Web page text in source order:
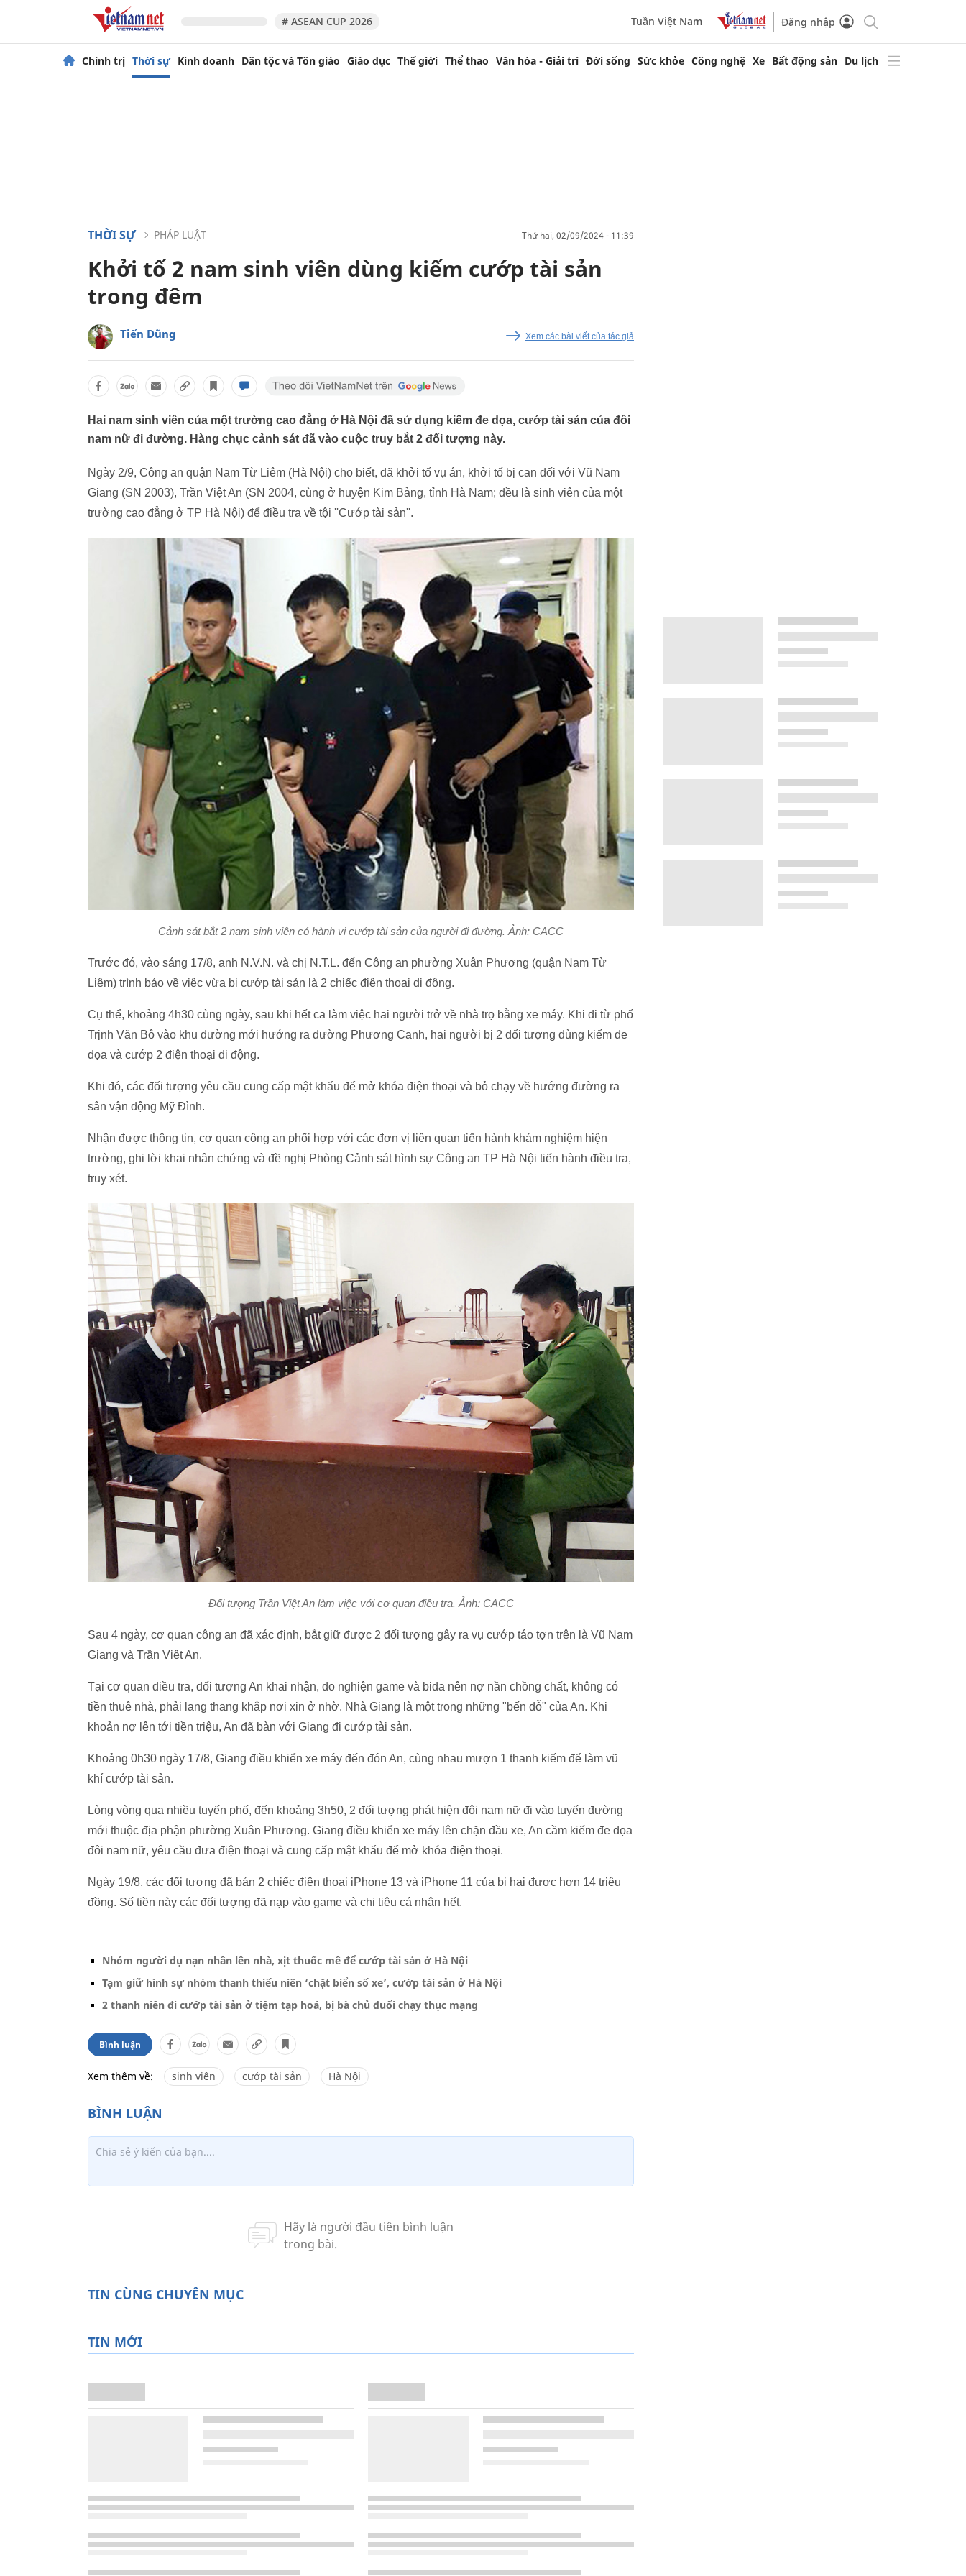
# ASEAN CUP 2026 Tuần Việt Nam Đăng nhập
Chính trị Thời sự Kinh doanh Dân tộc và Tôn giáo Giáo dục Thế giới Thể thao Văn hóa - Giải trí Đời sống Sức khỏe Công nghệ Xe Bất động sản Du lịch
THỜI SỰ PHÁP LUẬT thứ hai, 02/09/2024 - 11:39
Khởi tố 2 nam sinh viên dùng kiếm cướp tài sản
trong đêm
Tiến Dũng Xem các bài viết của tác giả
Hai nam sinh viên của một trường cao đẳng ở Hà Nội đã sử dụng kiếm đe dọa, cướp tài sản của đôi
nam nữ đi đường. Hàng chục cảnh sát đã vào cuộc truy bắt 2 đối tượng này.
Ngày 2/9, Công an quận Nam Từ Liêm (Hà Nội) cho biết, đã khởi tố vụ án, khởi tố bị can đối với Vũ Nam
Giang (SN 2003), Trần Việt An (SN 2004, cùng ở huyện Kim Bảng, tỉnh Hà Nam; đều là sinh viên của một
trường cao đẳng ở TP Hà Nội) để điều tra về tội ''Cướp tài sản''.
Cảnh sát bắt 2 nam sinh viên có hành vi cướp tài sản của người đi đường. Ảnh: CACC
Trước đó, vào sáng 17/8, anh N.V.N. và chị N.T.L. đến Công an phường Xuân Phương (quận Nam Từ
Liêm) trình báo về việc vừa bị cướp tài sản là 2 chiếc điện thoại di động.
Cụ thể, khoảng 4h30 cùng ngày, sau khi hết ca làm việc hai người trở về nhà trọ bằng xe máy. Khi đi từ phố
Trịnh Văn Bô vào khu đường mới hướng ra đường Phương Canh, hai người bị 2 đối tượng dùng kiếm đe
dọa và cướp 2 điện thoại di động.
Khi đó, các đối tượng yêu cầu cung cấp mật khẩu để mở khóa điện thoại và bỏ chạy về hướng đường ra
sân vận động Mỹ Đình.
Nhận được thông tin, cơ quan công an phối hợp với các đơn vị liên quan tiến hành khám nghiệm hiện
trường, ghi lời khai nhân chứng và đề nghị Phòng Cảnh sát hình sự Công an TP Hà Nội tiến hành điều tra,
truy xét.
Đối tượng Trần Việt An làm việc với cơ quan điều tra. Ảnh: CACC
Sau 4 ngày, cơ quan công an đã xác định, bắt giữ được 2 đối tượng gây ra vụ cướp táo tợn trên là Vũ Nam
Giang và Trần Việt An.
Tại cơ quan điều tra, đối tượng An khai nhận, do nghiện game và bida nên nợ nần chồng chất, không có
tiền thuê nhà, phải lang thang khắp nơi xin ở nhờ. Nhà Giang là một trong những "bến đỗ" của An. Khi
khoản nợ lên tới tiền triệu, An đã bàn với Giang đi cướp tài sản.
Khoảng 0h30 ngày 17/8, Giang điều khiển xe máy đến đón An, cùng nhau mượn 1 thanh kiếm để làm vũ
khí cướp tài sản.
Lòng vòng qua nhiều tuyến phố, đến khoảng 3h50, 2 đối tượng phát hiện đôi nam nữ đi vào tuyến đường
mới thuộc địa phận phường Xuân Phương. Giang điều khiển xe máy lên chặn đầu xe, An cầm kiếm đe dọa
đôi nam nữ, yêu cầu đưa điện thoại và cung cấp mật khẩu để mở khóa điện thoại.
Ngày 19/8, các đối tượng đã bán 2 chiếc điện thoại iPhone 13 và iPhone 11 của bị hại được hơn 14 triệu
đồng. Số tiền này các đối tượng đã nạp vào game và chi tiêu cá nhân hết.
Nhóm người dụ nạn nhân lên nhà, xịt thuốc mê để cướp tài sản ở Hà Nội
Tạm giữ hình sự nhóm thanh thiếu niên ‘chặt biển số xe’, cướp tài sản ở Hà Nội
2 thanh niên đi cướp tài sản ở tiệm tạp hoá, bị bà chủ đuổi chạy thục mạng
Bình luận
Xem thêm về: sinh viên cướp tài sản Hà Nội
TIN CÙNG CHUYÊN MỤC
TIN MỚI